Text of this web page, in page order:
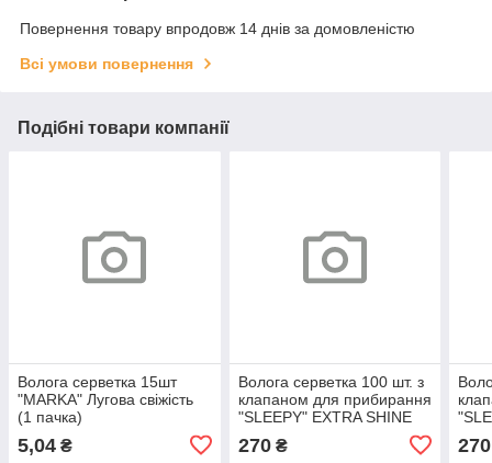
Повернення товару впродовж 14 днів за домовленістю
Всі умови повернення
Подібні товари компанії
Волога серветка 15шт
"MARKA" Лугова свіжість
(1 пачка)
5,04 ₴
Волога серветка 100 шт. з
клапаном для прибирання
"SLEEPY" EXTRA SHINE
270₴ 270